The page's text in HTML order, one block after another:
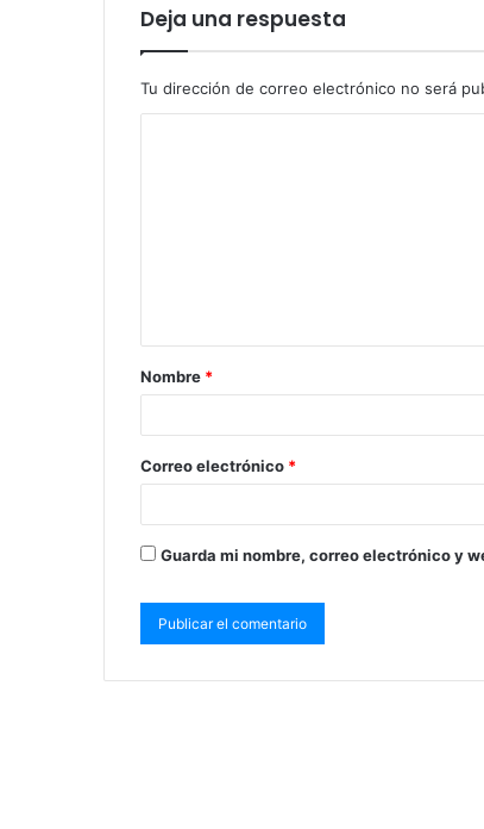
Deja una respuesta
Tu dirección de correo electrónico no será
Nombre *
Correo electrónico *
Guarda mi nombre, correo electrónico y